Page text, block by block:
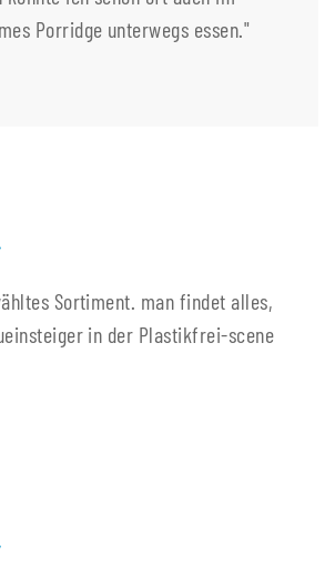
Porridge unterwegs essen."
Sortiment. man findet alles,
in der Plastikfrei-scene